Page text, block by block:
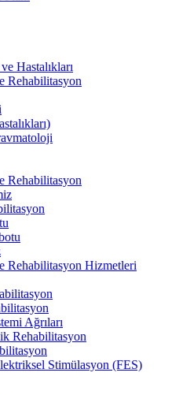
Hastalıkları
Rehabilitasyon
Rehabilitasyon
Rehabilitasyon Hizmetleri
Ağrıları
Rehabilitasyon
Stimülasyon (FES)